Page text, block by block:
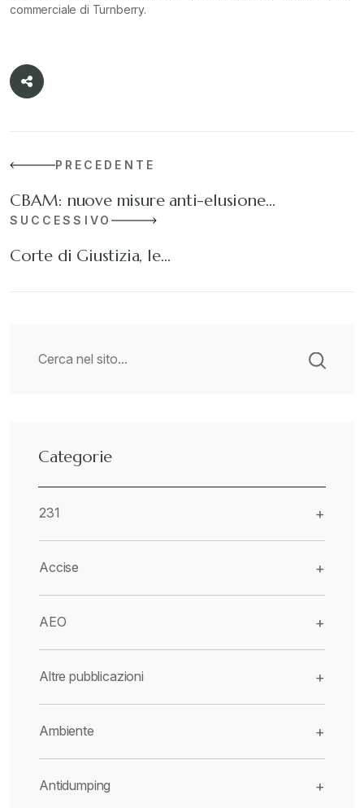
commerciale di Turnberry.
PRECEDENTE
CBAM: nuove misure anti-elusione…
SUCCESSIVO
Corte di Giustizia, le…
Categorie
231 +
Accise +
AEO +
Altre pubblicazioni +
Ambiente +
Antidumping +